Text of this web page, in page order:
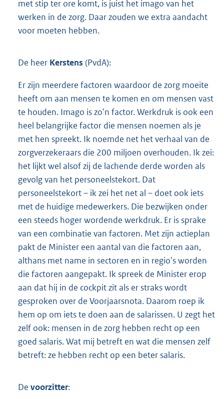
met stip ter ore komt, is juist het imago van het
werken in de zorg. Daar zouden we extra aandacht
voor moeten hebben.
De heer Kerstens (PvdA):
Er zijn meerdere factoren waardoor de zorg moeite
heeft om aan mensen te komen en om mensen vast
te houden. Imago is zo'n factor. Werkdruk is ook een
heel belangrijke factor die mensen noemen als je
met hen spreekt. Ik noemde net het verhaal van de
zorgverzekeraars die 200 miljoen overhouden. Ik zei:
het lijkt wel alsof zij de lachende derde worden als
gevolg van het personeelstekort. Dat
personeelstekort – ik zei het net al – doet ook iets
met de huidige medewerkers. Die bezwijken onder
een steeds hoger wordende werkdruk. Er is sprake
van een combinatie van factoren. Met zijn actieplan
pakt de Minister een aantal van die factoren aan,
althans met name in sectoren en in regio's worden
die factoren aangepakt. Ik spreek de Minister erop
aan dat hij in de cockpit zit als er straks wordt
gesproken over de Voorjaarsnota. Daarom roep ik
hem op om iets te doen aan de salarissen. U zegt het
zelf ook: mensen in de zorg hebben recht op een
goed salaris. Wat mij betreft en wat die mensen zelf
betreft: ze hebben recht op een beter salaris.
De voorzitter: